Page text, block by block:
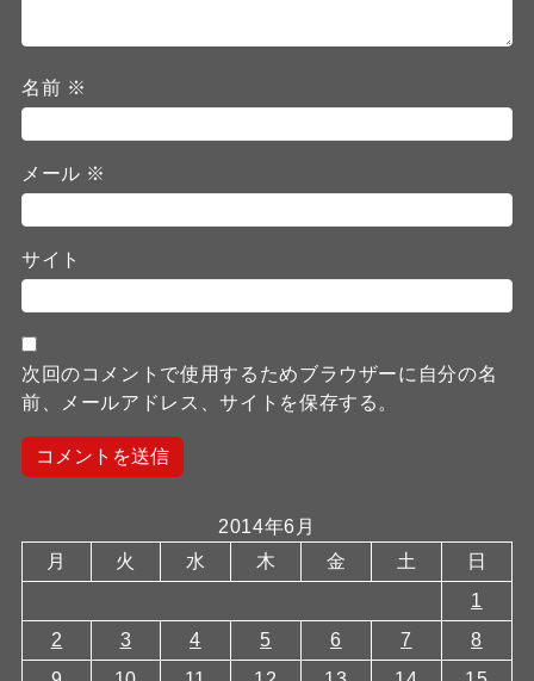
名前 ※
メール ※
サイト
次回のコメントで使用するためブラウザーに自分の名
前、メールアドレス、サイトを保存する。
2014年6月
月
火 水 木 金 土
日
1
2
3 4 5 6 7
8